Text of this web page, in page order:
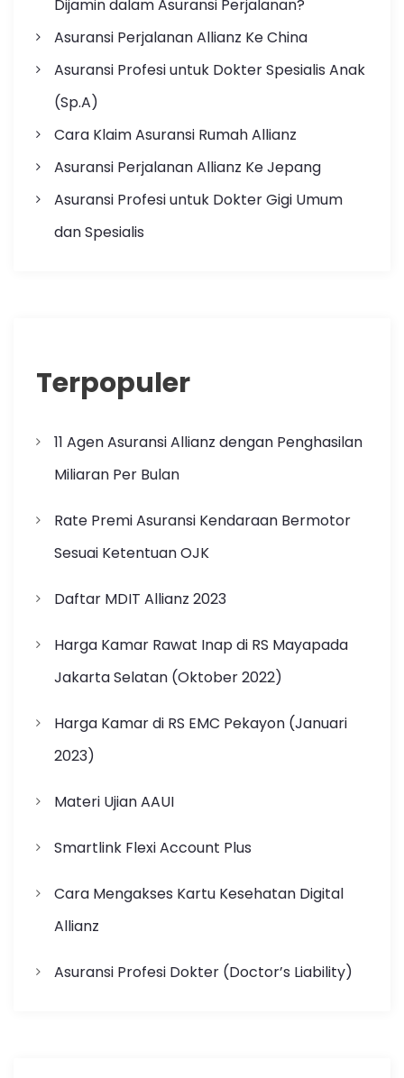
Dijamin dalam Asuransi Perjalanan?
Asuransi Perjalanan Allianz Ke China
Asuransi Profesi untuk Dokter Spesialis Anak
(Sp.A)
Cara Klaim Asuransi Rumah Allianz
Asuransi Perjalanan Allianz Ke Jepang
Asuransi Profesi untuk Dokter Gigi Umum
dan Spesialis
Terpopuler
11 Agen Asuransi Allianz dengan Penghasilan
Miliaran Per Bulan
Rate Premi Asuransi Kendaraan Bermotor
Sesuai Ketentuan OJK
Daftar MDIT Allianz 2023
Harga Kamar Rawat Inap di RS Mayapada
Jakarta Selatan (Oktober 2022)
Harga Kamar di RS EMC Pekayon (Januari
2023)
Materi Ujian AAUI
Smartlink Flexi Account Plus
Cara Mengakses Kartu Kesehatan Digital
Allianz
Asuransi Profesi Dokter (Doctor’s Liability)